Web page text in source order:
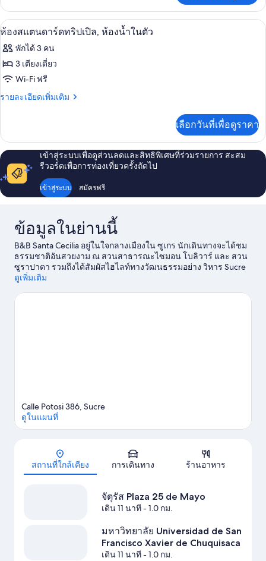
ห้องน้ำ
ใน
ตัว
เกี่ยว
กับ
ห้อง
ดับเบิล,
ห้องน้ำ
ตัว
เปิด
ภาพถ่าย
ทั้งหมด
ของ
ห้อง
ห้องน้ำ
ใน
ตัว
ห้องสแตนดาร์ดทริปเปิล, ห้องน้ำในตัว
2
ห้องสแตนดาร์ดทริปเปิล, ห้องน้ำในตัว
พักได้ 3 คน
3 เตียงเดี่ยว
Wi-Fi ฟรี
รายละเอียดเพิ่มเติม
ราย
เกี่ยว
กับ
ห้อง
สแตนดาร์ด
ทริปเปิล,
ห้องน้ำ
เลือกวันที่เพื่อดูราคา
เข้าสู่ระบบเพื่อดูส่วนลดและสิทธิพิเศษที่ร่วมรายการ สะสม
รีวอร์ดเพื่อการท่องเที่ยวครั้งถัดไป
เข้าสู่ระบบ สมัครฟรี
ข้อมูลในย่านนี้
B&B Santa Cecilia อยู่ในใจกลางเมืองใน ซูเกร นักเดินทางจะได้ชม
ธรรมชาติอันสวยงาม ณ สวนสาธารณะไซมอน โบลิวาร์ และ สวน
ซูราปาตา รวมถึงได้สัมผัสไฮไลท์ทางวัฒนธรรมอย่าง วิหาร Sucre
และ อาคาร Casa de la Libertad นักเดินทางควรแวะไปชม เซนโตร
ท่องเที่ยวเชิงอนุรักษ์และจักรยานภูเขา
ดูเพิ่มเติม
แผนที่
Calle Potosi 386, Sucre
ดูในแผนที่
สถานที่ใกล้เคียง การเดินทาง ร้านอาหาร
จัตุรัส Plaza 25 de Mayo
เดิน 11 นาที- 1.0 กม.
มหาวิทยาลัย Universidad de San
Francisco Xavier de Chuquisaca
เดิน 11 นาที- 1.0 กม.